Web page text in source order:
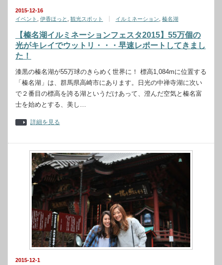
2015-12-16
イベント
伊香ほっと 観光スポット イルミネーション 榛名湖
【榛名湖イルミネーションフェスタ2015】55万個の
光がキレイでウットリ・・・早速レポートしてきまし
た！
漆黒の榛名湖が55万球のきらめく世界に！ 標高1,084mに位置する
「榛名湖」は、群馬県高崎市にあります。日光の中禅寺湖に次い
で２番目の標高を誇る湖というだけあって、澄んだ空気と榛名富
士を始めとする、美し…
詳細を見る
2015-12-1